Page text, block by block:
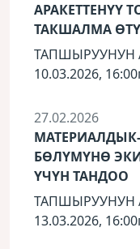
АРАКЕТТЕНҮҮ
ТАКШАЛМА
ТАПШЫРУУНУН
10.03.2026,
27.02.2026
БӨЛҮМҮНӨ
ҮЧҮН ТАНДОО
ТАПШЫРУУНУН
13.03.2026,